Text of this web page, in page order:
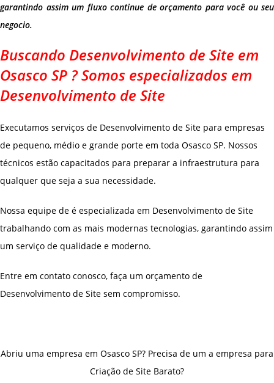
garantindo assim um fluxo continue de orçamento para você ou seu
negocio.
Buscando Desenvolvimento de Site em
Osasco SP ? Somos especializados em
Desenvolvimento de Site
Executamos serviços de Desenvolvimento de Site para empresas
de pequeno, médio e grande porte em toda Osasco SP. Nossos
técnicos estão capacitados para preparar a infraestrutura para
qualquer que seja a sua necessidade.
Nossa equipe de é especializada em Desenvolvimento de Site
trabalhando com as mais modernas tecnologias, garantindo assim
um serviço de qualidade e moderno.
Entre em contato conosco, faça um orçamento de
Desenvolvimento de Site sem compromisso.
Abriu uma empresa em Osasco SP? Precisa de um a empresa para
Criação de Site Barato?